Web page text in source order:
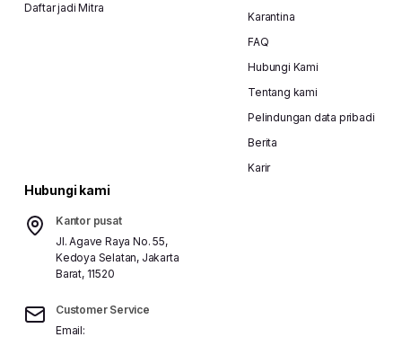
Daftar jadi Mitra
Karantina
FAQ
Hubungi Kami
Tentang kami
Pelindungan data pribadi
Berita
Karir
Hubungi kami
Kantor pusat
Jl. Agave Raya No. 55,
Kedoya Selatan, Jakarta
Barat, 11520
Customer Service
Email: